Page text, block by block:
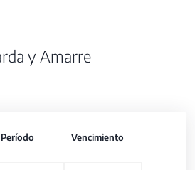
y Amarre
Período Vencimiento